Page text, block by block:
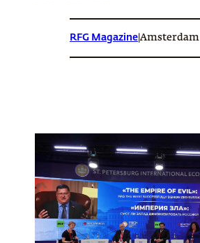
RFG Magazine Amsterdam